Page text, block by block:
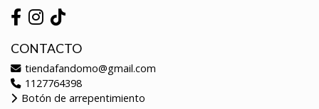
CONTACTO
tiendafandomo@gmail.com
1127764398
Botón de arrepentimiento